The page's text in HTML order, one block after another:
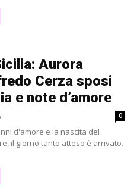
Aurora
Cerza sposi
e note d’amore
0
d'amore e la nascita del
il giorno tanto atteso è arrivato.